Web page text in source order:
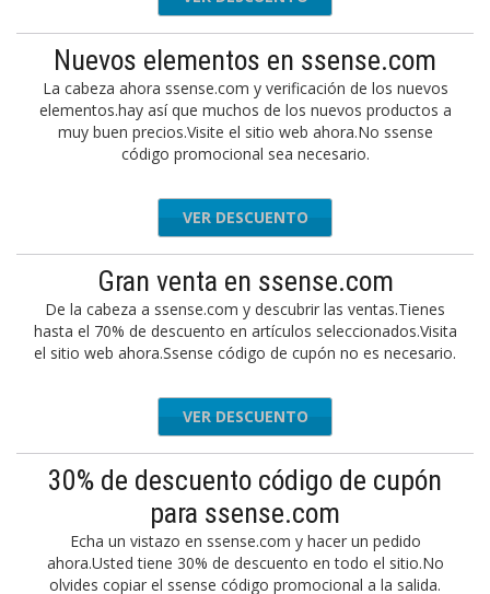
Nuevos elementos en ssense.com
La cabeza ahora ssense.com y verificación de los nuevos
elementos.hay así que muchos de los nuevos productos a
muy buen precios.Visite el sitio web ahora.No ssense
código promocional sea necesario.
VER DESCUENTO
Gran venta en ssense.com
De la cabeza a ssense.com y descubrir las ventas.Tienes
hasta el 70% de descuento en artículos seleccionados.Visita
el sitio web ahora.Ssense código de cupón no es necesario.
VER DESCUENTO
30% de descuento código de cupón
para ssense.com
Echa un vistazo en ssense.com y hacer un pedido
ahora.Usted tiene 30% de descuento en todo el sitio.No
olvides copiar el ssense código promocional a la salida.